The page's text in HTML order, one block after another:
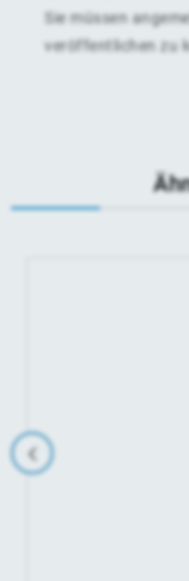
Sie müssen
veröffentlichen zu